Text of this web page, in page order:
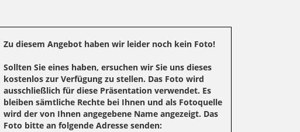
Zu diesem Angebot haben wir leider noch kein Foto!
Sollten Sie eines haben, ersuchen wir Sie uns dieses
kostenlos zur Verfügung zu stellen. Das Foto wird
ausschließlich für diese Präsentation verwendet. Es
bleiben sämtliche Rechte bei Ihnen und als Fotoquelle
wird der von Ihnen angegebene Name angezeigt. Das
Foto bitte an folgende Adresse senden: